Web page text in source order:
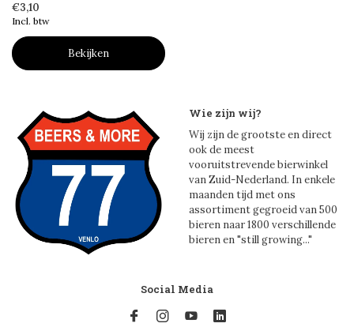
€3,10
Incl. btw
Bekijken
Wie zijn wij?
Wij zijn de grootste en direct
ook de meest
vooruitstrevende bierwinkel
van Zuid-Nederland. In enkele
maanden tijd met ons
assortiment gegroeid van 500
bieren naar 1800 verschillende
bieren en "still growing..."
Social Media